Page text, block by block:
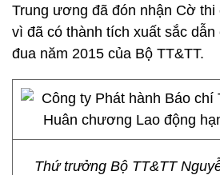
Trung ương đã đón nhận Cờ thi
vì đã có thành tích xuất sắc dẫn
đua năm 2015 của Bộ TT&TT.
Thứ trưởng Bộ TT&TT